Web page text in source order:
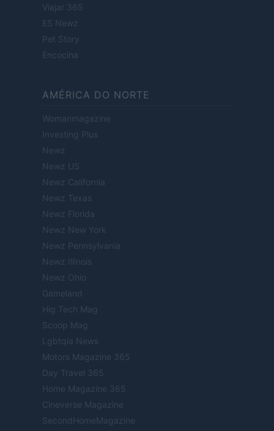
Viajar 365
ES Newz
Pet Story
Encocina
AMÉRICA DO NORTE
Womanmagazine
Investing Plus
Newz
Newz US
Newz California
Newz Texas
Newz Florida
Newz New York
Newz Pennsylvania
Newz Illinois
Newz Ohio
Gameland
Hig Tech Mag
Scoop Mag
Lgbtqia News
Motors Magazine 365
Day Travel 365
Home Magazine 365
Cineverse Magazine
SecondHomeMagazine